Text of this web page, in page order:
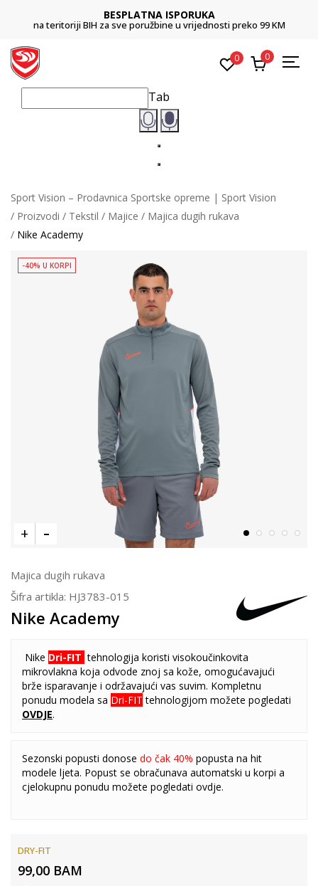
BESPLATNA ISPORUKA
na teritoriji BIH za sve poružbine u vrijednosti preko 99 KM
0 0
Tab
Sport Vision – Prodavnica Sportske opreme | Sport Vision
Proizvodi
Tekstil Majice
Majica dugih rukava
Nike Academy
-40% U KORPI
Majica dugih rukava
Šifra artikla: HJ3783-015
Nike Academy
Nike Dri-FIT tehnologija koristi visokoučinkovita
mikrovlakna koja odvode znoj sa kože, omogućavajući
brže isparavanje i održavajući vas suvim. Kompletnu
ponudu modela sa Dri-FIT tehnologijom možete pogledati
OVDJE.
Sezonski popusti donose do čak 40% popusta na hit
modele ljeta. Popust se obračunava automatski u korpi a
cjelokupnu ponudu možete pogledati ovdje.
DRY-FIT
99,00 BAM